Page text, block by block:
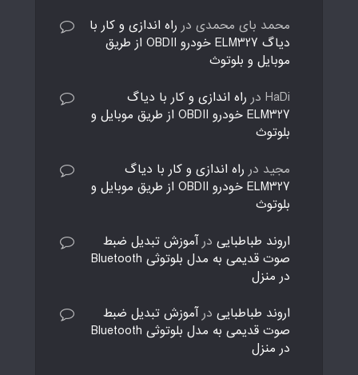
محمد بای محمدی در راه اندازی و کار با
دیاگ ELM327 خودرو OBDII از طریق
موبایل و بلوتوث
HaDi در راه اندازی و کار با دیاگ
ELM327 خودرو OBDII از طریق موبایل و
بلوتوث
مجید در راه اندازی و کار با دیاگ
ELM327 خودرو OBDII از طریق موبایل و
بلوتوث
اروند طباطبایی درآموزش تبدیل ضبط
صوت قدیمی به مدل بلوتوثی Bluetooth
در منزل
اروند طباطبایی درآموزش تبدیل ضبط
صوت قدیمی به مدل بلوتوثی Bluetooth
در منزل